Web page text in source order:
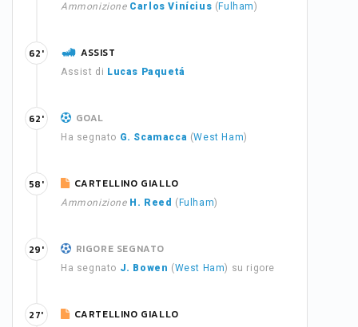
Ammonizione Carlos Vinícius ( Fulham)
ASSIST
Assist di Lucas Paquetá
62'
GOAL
Ha segnato G. Scamacca (West Ham)
62'
CARTELLINO GIALLO
Ammonizione H. Reed ( Fulham)
58'
RIGORE SEGNATO
Ha segnato J. Bowen (West Ham) su rigore
29'
CARTELLINO GIALLO
27'